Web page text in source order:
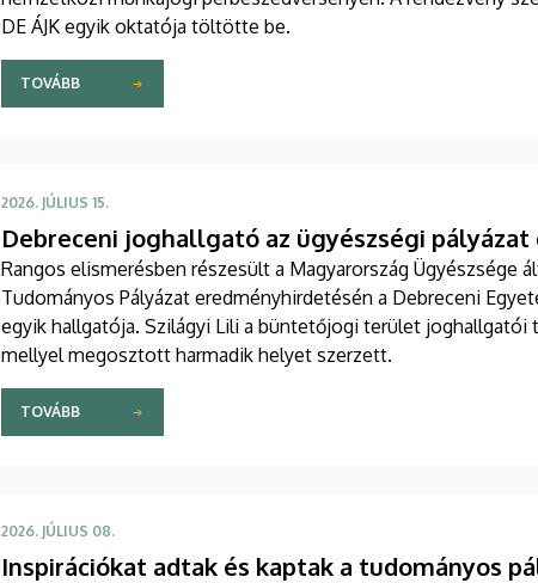
DE ÁJK egyik oktatója töltötte be.
TOVÁBB
2026. JÚLIUS 15.
Debreceni joghallgató az ügyészségi
Rangos elismerésben részesült a Magyarország Ügyészsége
Tudományos Pályázat eredményhirdetésén a Debreceni
egyik hallgatója. Szilágyi Lili a büntetőjogi terület
mellyel megosztott harmadik helyet szerzett.
TOVÁBB
2026. JÚLIUS 08.
Inspirációkat adtak és kaptak a tudományos